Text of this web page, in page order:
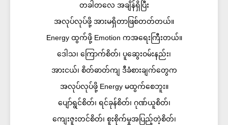
တခါတလေ အချိန်ရှိပြီး
အလုပ်လုပ်ဖို့ အားမရှိတာဖြစ်တတ်တယ်။
Energy ထွက်ဖို့ Emotion ကအရေးကြီးတယ်။
ဒေါသ၊ ကြောက်စိတ်၊ ပူဆွေးဝမ်းနည်း၊
အားငယ်၊ စိတ်ဓာတ်ကျ ဒီခံစားချက်တွေက
အလုပ်လုပ်ဖို့ Energy မထွက်စေဘူး။
ပျော်ရွင်စိတ်၊ ရင်ခုန်စိတ်၊ ဂုဏ်ယူစိတ်၊
ကျေးဇူးတင်စိတ်၊ စူးစိုက်မှုအပြည့်တဲ့စိတ်၊